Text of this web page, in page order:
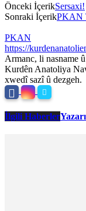
Önceki İçerikSersaxi!
Sonraki İçerikPKAN
PKAN
https://
Armanc, li nasname
Kurdên Anatoliya
xwedî sazî û dezgeh.
İlgili Haberler